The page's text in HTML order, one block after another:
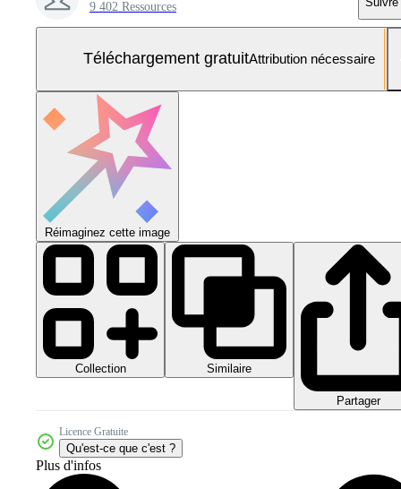
9 402 Ressources
Téléchargement gratuitAttribution nécessaire
Réimaginez cette image
Collection Similaire
Partager
Licence Gratuite
Qu'est-ce que c'est ?
Plus d'infos